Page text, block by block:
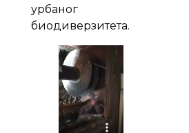
урбаног
биодиверзитета.